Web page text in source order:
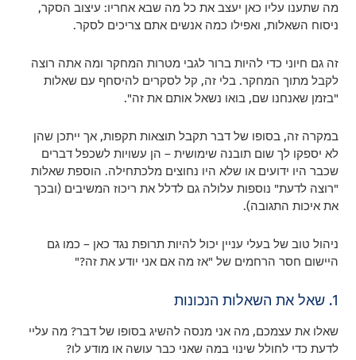
מה שתענו עליו כאן יעצב את כל מה שבא אחריו: עיצוב הסקר,
ניסוח השאלות, ואפילו כמה אנשים אתם צריכים לסקר.
זה גם חיוני כדי להיות ברור לגבי מטרות המחקר ומה אתה רוצה
לקבל מתוך המחקר. בלי זה, קל לסקרים להיסחף עם שאלות
"בזמן שאנחנו שם, בואו נשאל אותם את זה".
במקרה זה, בסופו של דבר תקבל תוצאות תקפות, אך ייתכן שהן
לא יספקו לך שום תובנה שימושית – הן עשויות לשכפל דברים
שכבר היו ידועים או שלא היו נחוצים מלכתחילה. הוספת שאלות
"רוצה לדעת" נוספות עלולה גם לדלל את ריכוז המשיבים (ובכך
את איכות התגובה).
ניהול טוב של בעלי עניין יכול להיות תרופת נגד כאן – כמו גם
היישום חסר הרחמים של "אז מה אם אני יודע את זה?"
1. שאל את השאלות הנכונות
שאלו את עצמכם, מה אני מנסה להשיג בסופו של דבר? מה עליי
לדעת כדי לחולל שינוי במה שאני כבר עושה או מודע לו?